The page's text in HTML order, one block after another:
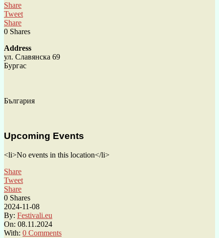
Share
Tweet
Share
0 Shares
Address
ул. Славянска 69
Бургас
България
Upcoming Events
<li>No events in this location</li>
Share
Tweet
Share
0 Shares
2024-11-08
By: Festivali.eu
On: 08.11.2024
With: 0 Comments